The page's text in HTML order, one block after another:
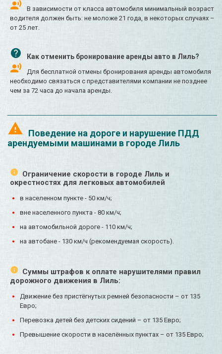
В зависимости от класса автомобиля минимальный возраст
водителя должен быть: не моложе 21 года, в некоторых случаях –
от 25 лет.
Как отменить бронирование аренды авто в Лиль?
Для бесплатной отмены бронирования аренды автомобиля
необходимо связаться с представителями компании не позднее
чем за 72 часа до начала аренды.
Поведение на дороге и нарушение ПДД
арендуемыми машинами в городе Лиль
Ограничение скорости в городе Лиль и
окрестностях для легковых автомобилей
в населенном пункте - 50 км/ч;
вне населенного пункта - 80 км/ч;
на автомобильной дороге - 110 км/ч;
на автобане - 130 км/ч (рекомендуемая скорость).
Суммы штрафов к оплате нарушителями правил
дорожного движения в Лиль:
Движение без пристёгнутых ремней безопасности – от 135
Евро;
Перевозка детей без детских сидений – от 135 Евро;
Превышение скорости в населённых пунктах – от 135 Евро;